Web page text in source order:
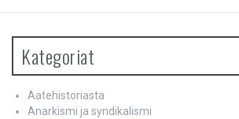
Kategoriat
Aatehistoriasta
Anarkismi ja syndikalismi